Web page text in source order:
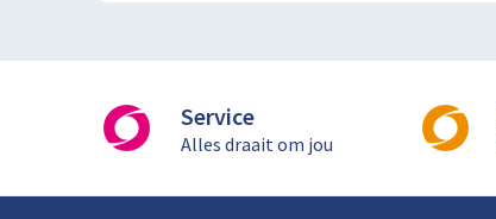
Service
Alles draait om jou